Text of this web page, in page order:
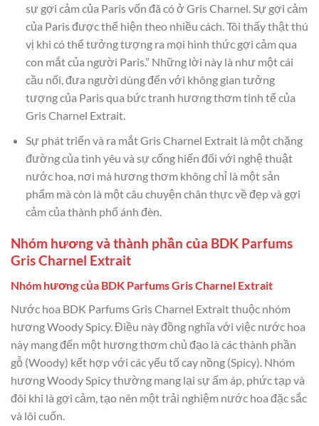
sự gợi cảm của Paris vốn đã có ở Gris Charnel. Sự gợi cảm
của Paris được thể hiện theo nhiều cách. Tôi thấy thật thú
vị khi có thể tưởng tượng ra mọi hình thức gợi cảm qua
con mắt của người Paris.” Những lời này là như một cái
cầu nối, đưa người dùng đến với không gian tưởng
tượng của Paris qua bức tranh hương thơm tinh tế của
Gris Charnel Extrait.
Sự phát triển và ra mắt Gris Charnel Extrait là một chặng
đường của tình yêu và sự cống hiến đối với nghệ thuật
nước hoa, nơi mà hương thơm không chỉ là một sản
phẩm mà còn là một câu chuyện chân thực về đẹp và gợi
cảm của thành phố ánh đèn.
Nhóm hương và thành phần của BDK Parfums
Gris Charnel Extrait
Nhóm hương của BDK Parfums Gris Charnel Extrait
Nước hoa BDK Parfums Gris Charnel Extrait thuộc nhóm
hương Woody Spicy. Điều này đồng nghĩa với việc nước hoa
này mang đến một hương thơm chủ đạo là các thành phần
gỗ (Woody) kết hợp với các yếu tố cay nồng (Spicy). Nhóm
hương Woody Spicy thường mang lại sự ấm áp, phức tạp và
đôi khi là gợi cảm, tạo nên một trải nghiệm nước hoa đặc sắc
và lôi cuốn.